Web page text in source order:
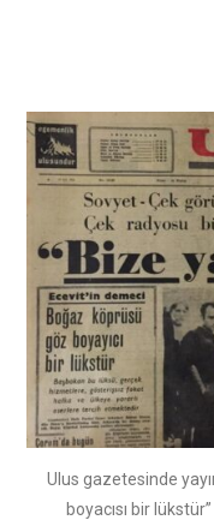
Ulus gazetesinde
boyacısı bir